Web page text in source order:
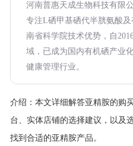
河南普惠天成生物科技有限
专注L硒甲基硒代半胱氨酸
南省科学院技术优势，自
域，已成为国内有机硒产业
健康管理行业。
介绍： 本文详细解答亚精胺的购
台、实体店铺的选择建议，以及
找到合适的亚精胺产品。